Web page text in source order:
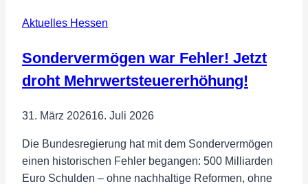
Landesregierung
ein
Angriff
auf
die
Aktuelles Hessen
Sondervermögen war Fehler! Jetzt
droht Mehrwertsteuererhöhung!
31. März 202616. Juli 2026
Die Bundesregierung hat mit dem Sondervermögen
einen historischen Fehler begangen: 500 Milliarden
Euro Schulden – ohne nachhaltige Reformen, ohne